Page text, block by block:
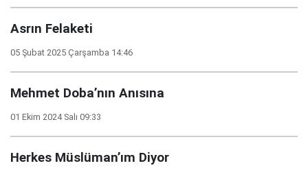
Asrın Felaketi
05 Şubat 2025 Çarşamba 14:46
Mehmet Doba’nın Anısına
01 Ekim 2024 Salı 09:33
Herkes Müslüman’ım Diyor